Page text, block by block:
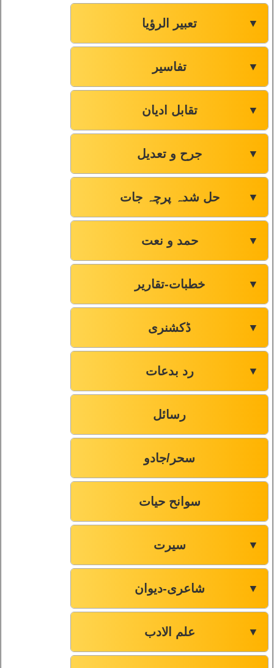
تعبیر الرؤیا ▼
تفاسیر ▼
تقابل ادیان ▼
جرح و تعدیل ▼
حل شدہ پرچہ جات ▼
حمد و نعت ▼
خطبات-تقاریر ▼
ڈکشنری ▼
رد بدعات ▼
رسائل
سحر/جادو
سوانح حیات
سیرت ▼
شاعری-دیوان ▼
علم الادب ▼